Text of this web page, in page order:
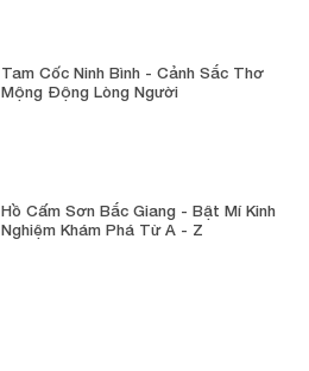
Tam Cốc Ninh Bình - Cảnh Sắc Thơ
Mộng Động Lòng Người
Hồ Cấm Sơn Bắc Giang - Bật Mí Kinh
Nghiệm Khám Phá Từ A - Z